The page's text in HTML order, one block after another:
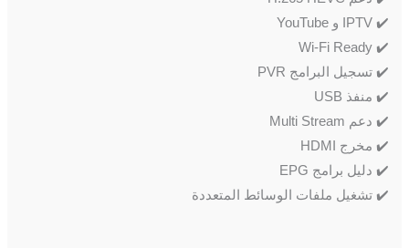
✔️ IPTV و YouTube
✔️ Wi-Fi Ready
✔️ تسجيل البرامج PVR
✔️ منفذ USB
✔️ دعم Multi Stream
✔️ مخرج HDMI
✔️ دليل برامج EPG
✔️ تشغيل ملفات الوسائط المتعددة